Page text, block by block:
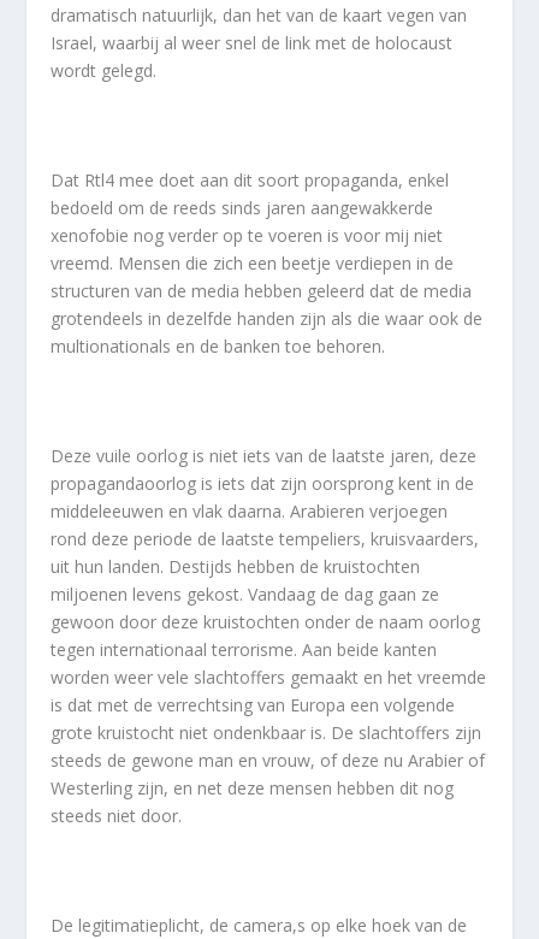
dramatisch natuurlijk, dan het van de kaart vegen van
Israel, waarbij al weer snel de link met de holocaust
wordt gelegd.
Dat Rtl4 mee doet aan dit soort propaganda, enkel
bedoeld om de reeds sinds jaren aangewakkerde
xenofobie nog verder op te voeren is voor mij niet
vreemd. Mensen die zich een beetje verdiepen in de
structuren van de media hebben geleerd dat de media
grotendeels in dezelfde handen zijn als die waar ook de
multionationals en de banken toe behoren.
Deze vuile oorlog is niet iets van de laatste jaren, deze
propagandaoorlog is iets dat zijn oorsprong kent in de
middeleeuwen en vlak daarna. Arabieren verjoegen
rond deze periode de laatste tempeliers, kruisvaarders,
uit hun landen. Destijds hebben de kruistochten
miljoenen levens gekost. Vandaag de dag gaan ze
gewoon door deze kruistochten onder de naam oorlog
tegen internationaal terrorisme. Aan beide kanten
worden weer vele slachtoffers gemaakt en het vreemde
is dat met de verrechtsing van Europa een volgende
grote kruistocht niet ondenkbaar is. De slachtoffers zijn
steeds de gewone man en vrouw, of deze nu Arabier of
Westerling zijn, en net deze mensen hebben dit nog
steeds niet door.
De legitimatieplicht, de camera,s op elke hoek van de